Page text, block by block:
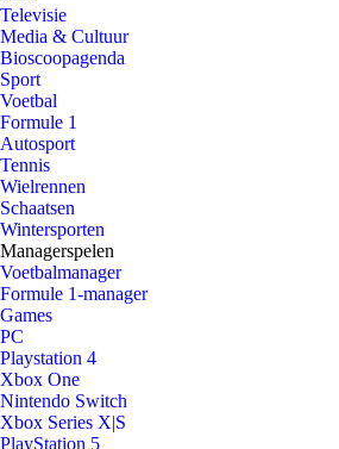
Televisie
Media & Cultuur
Bioscoopagenda
Sport
Voetbal
Formule 1
Autosport
Tennis
Wielrennen
Schaatsen
Wintersporten
Managerspelen
Voetbalmanager
Formule 1-manager
Games
PC
Playstation 4
Xbox One
Nintendo Switch
Xbox Series X|S
PlayStation 5